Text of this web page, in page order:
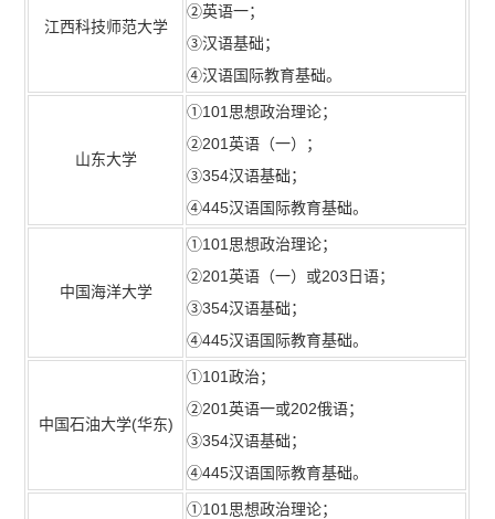
江西科技师范大学
②英语一；
③汉语基础；
④汉语国际教育基础。
山东大学
①101思想政治理论；
②201英语（一）；
③354汉语基础；
④445汉语国际教育基础。
中国海洋大学
①101思想政治理论；
②201英语（一）或203日语；
③354汉语基础；
④445汉语国际教育基础。
中国石油大学(华东)
①101政治；
②201英语一或202俄语；
③354汉语基础；
④445汉语国际教育基础。
①101思想政治理论；